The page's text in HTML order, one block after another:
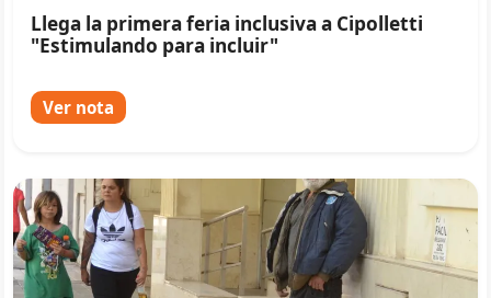
Llega la primera feria inclusiva a Cipolletti
"Estimulando para incluir"
Ver nota